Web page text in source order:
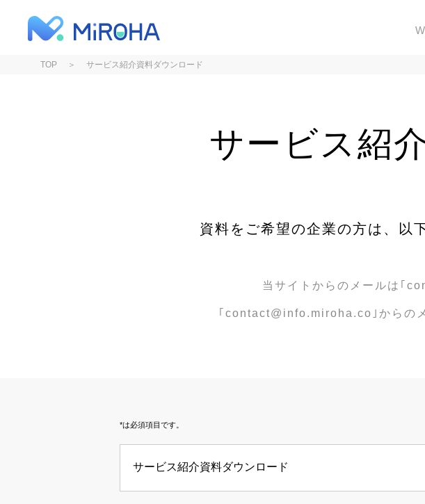
TOP サービス紹介資料ダウンロード
サービス紹
資料をご希望の企業の方は、以
当サイトからのメールは｢
｢contact@info.miroha.co｣からの
*は必須項目です。